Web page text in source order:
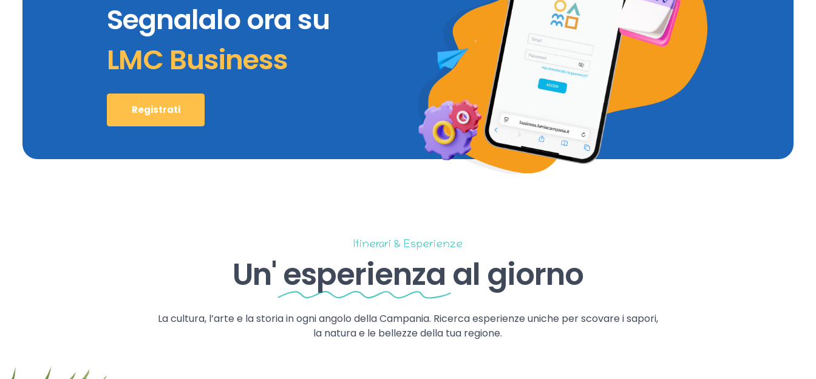
Segnalalo ora su
LMC Business
Registrati
Itinerari & Esperienze
Un' esperienza al giorno
La cultura, l’arte e la storia in ogni angolo della Campania. Ricerca esperienze uniche per scovare i sapori,
la natura e le bellezze della tua regione.